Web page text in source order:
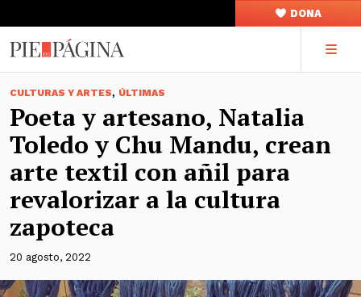
DONA
CULTURAS Y ARTES, ÚLTIMAS
Poeta y artesano, Natalia
Toledo y Chu Mandu, crean
arte textil con añil para
revalorizar a la cultura
zapoteca
20 agosto, 2022